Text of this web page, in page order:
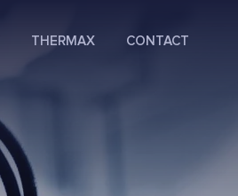
THERMAX CONTACT